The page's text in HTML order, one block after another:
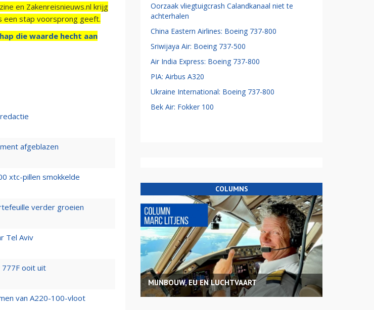
en Zakenreisnieuws.nl krijg
een stap voorsprong geeft.
die waarde hecht aan
afgeblazen
xtc-pillen smokkelde
verder groeien
Tel Aviv
777F ooit uit
van A220-100-vloot
Oorzaak vliegtuigcrash Calandkanaal niet te
achterhalen
China Eastern Airlines: Boeing 737-800
Sriwijaya Air: Boeing 737-500
Air India Express: Boeing 737-800
PIA: Airbus A320
Ukraine International: Boeing 737-800
Bek Air: Fokker 100
COLUMNS
MIJNBOUW, EU EN LUCHTVAART